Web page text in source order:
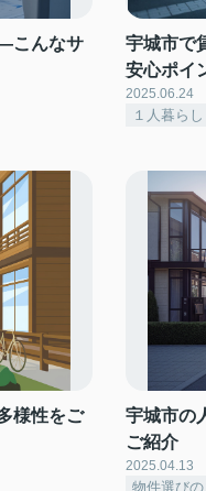
こんなサ
宇城市で
安心ポイ
2025.06.24
１人暮らし
様性をご
宇城市の
ご紹介
2025.04.13
物件選びの